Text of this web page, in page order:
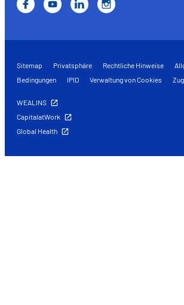
Sitemap Privatsphäre Rechtliche Hinweise
Bedingungen
IPID Verwaltung von Cookies
WEALINS
CapitalatWork
Global Health